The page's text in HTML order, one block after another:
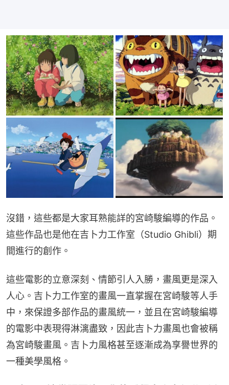
沒錯，這些都是大家耳熟能詳的宮崎駿編導的作品。
這些作品也是他在吉卜力工作室（Studio Ghibli）期
間進行的創作。
這些電影的立意深刻、情節引人入勝，畫風更是深入
人心。吉卜力工作室的畫風一直掌握在宮崎駿等人手
中，來保證多部作品的畫風統一，並且在宮崎駿編導
的電影中表現得淋漓盡致，因此吉卜力畫風也會被稱
為宮崎駿畫風。吉卜力風格甚至逐漸成為享譽世界的
一種美學風格。